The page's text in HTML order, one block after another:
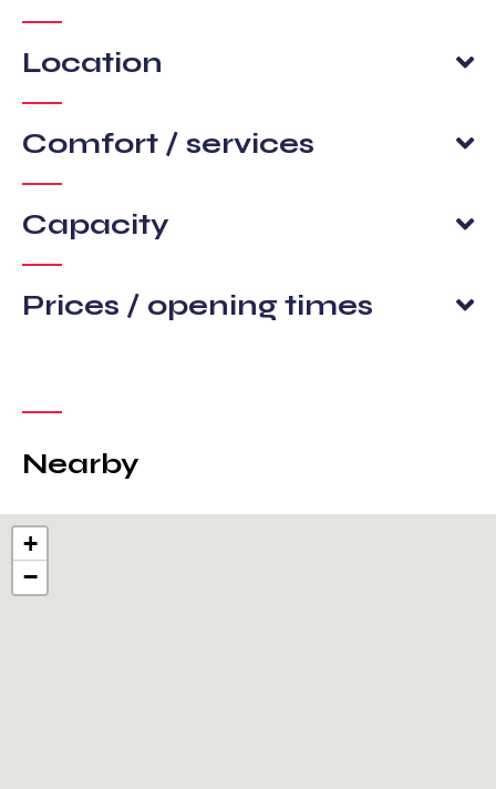
Location
Comfort / services
Capacity
Prices / opening times
Nearby
+
−